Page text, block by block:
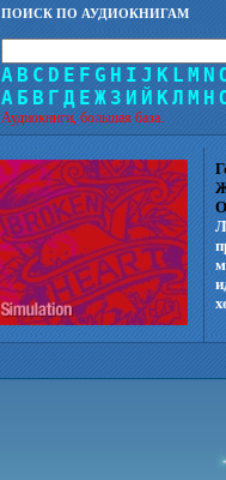
ПОИСК ПО АУДИОКНИГАМ
A B C D E F G H I J K L M N
А Б В Г Д Е Ж З И Й КЛ М Н
Аудиокниги, большая база.